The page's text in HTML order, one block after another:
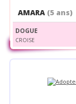
AMARA (5 ans)
DOGUE
CROISE